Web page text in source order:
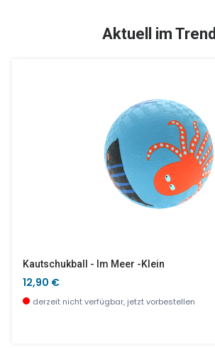
Holzkreisel Spinning Hat: THE GREEK
Im Meer Baby Essteller See 21 Cm
Aktuell im Trend
Kautschukball - Im Meer -klein
12,90 €
derzeit nicht verfügbar, jetzt vorbestellen